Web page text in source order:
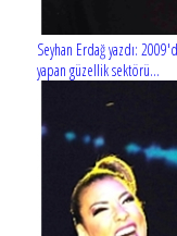
Seyhan Erdağ yazdı:
yapan güzellik sektörü...